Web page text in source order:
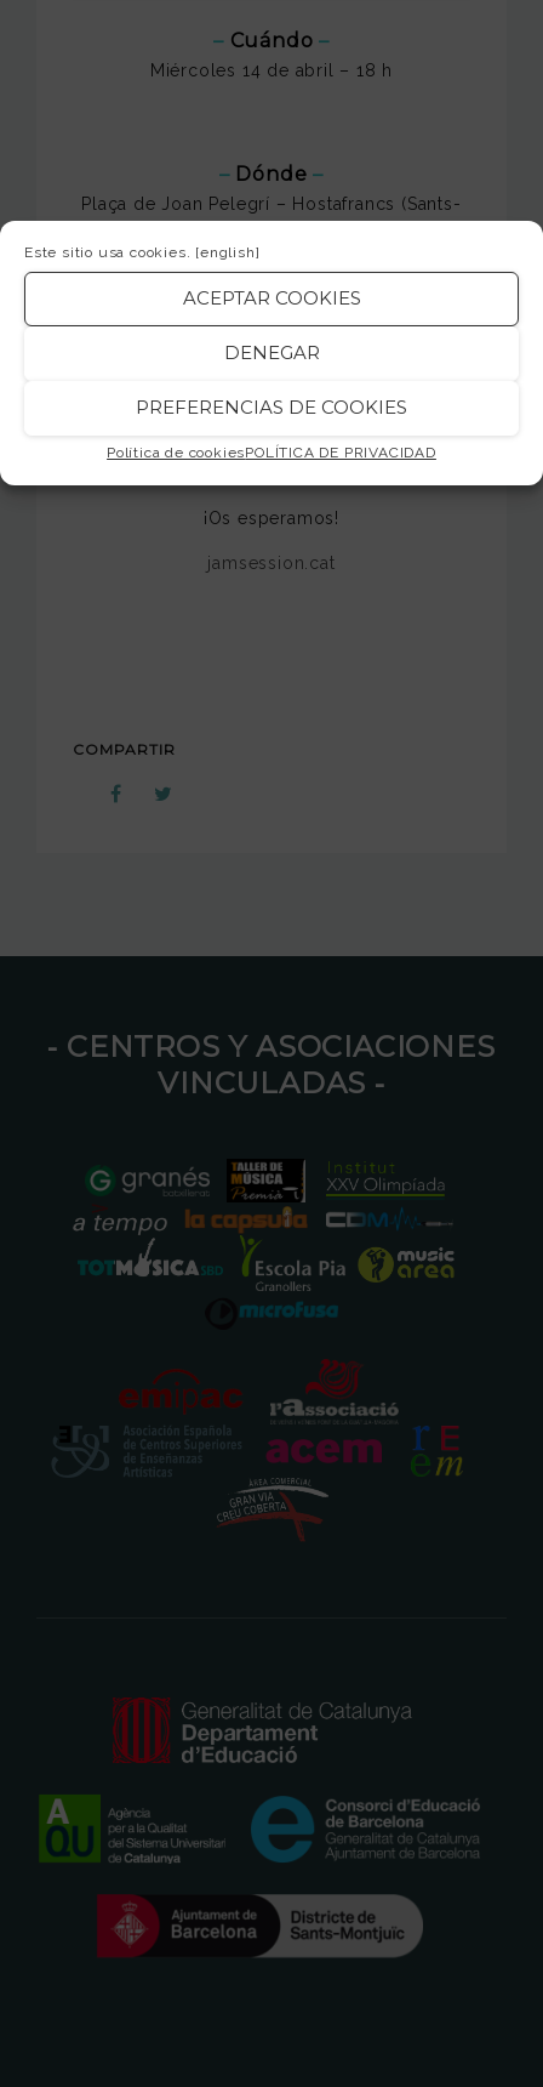
Este sitio usa cookies. [english]
ACEPTAR COOKIES
DENEGAR
PREFERENCIAS DE COOKIES
Política de cookiesPOLÍTICA DE PRIVACIDAD
–Cuándo –
Miércoles 14 de abril – 18 h
–Dónde –
Plaça de Joan Pelegrí – Hostafrancs (Sants-
Reservando previamente en este enlace:
¡Os esperamos!
jamsession.cat
COMPARTIR
⁃ CENTROS Y ASOCIACIONES
VINCULADAS ⁃